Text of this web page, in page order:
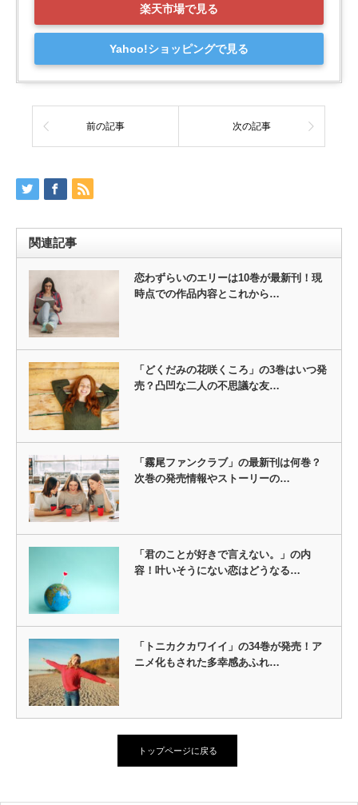
楽天市場で見る
Yahoo!ショッピングで見る
前の記事 次の記事
関連記事
恋わずらいのエリーは10巻が最新刊！現
時点での作品内容とこれから…
「どくだみの花咲くころ」の3巻はいつ発
売？凸凹な二人の不思議な友…
「霧尾ファンクラブ」の最新刊は何巻？
次巻の発売情報やストーリーの…
「君のことが好きで言えない。」の内
容！叶いそうにない恋はどうなる…
「トニカクカワイイ」の34巻が発売！ア
ニメ化もされた多幸感あふれ…
トップページに戻る